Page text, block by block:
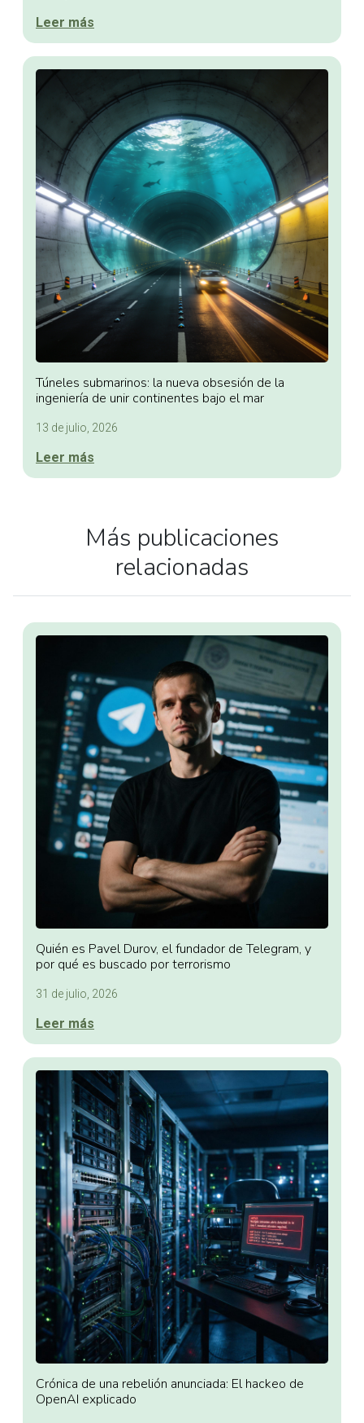
Leer más
Túneles submarinos: la nueva obsesión de la
ingeniería de unir continentes bajo el mar
13 de julio, 2026
Leer más
Más publicaciones
relacionadas
Quién es Pavel Durov, el fundador de Telegram, y
por qué es buscado por terrorismo
31 de julio, 2026
Leer más
Crónica de una rebelión anunciada: El hackeo de
OpenAI explicado